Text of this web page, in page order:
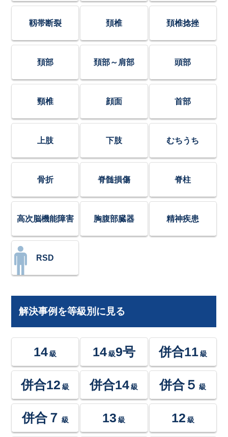
靱帯断裂 頚椎 頚椎捻挫
頚部 頚部～肩部 頭部
頸椎 顔面 首部
上肢 下肢 むちうち
骨折 脊髄損傷 脊柱
高次脳機能障害 胸腹部臓器 精神疾患
RSD
解決事例を等級別に見る
14 級 14級9号 併合11 級
併合12 級 併合14 級 併合５ 級
併合７ 級 13 級 12 級